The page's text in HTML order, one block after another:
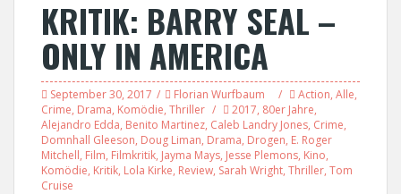
KRITIK: BARRY SEAL –
ONLY IN AMERICA
September 30, 2017 Florian Wurfbaum Action, Alle,
Crime, Drama, Komödie, Thriller 2017, 80er Jahre,
Alejandro Edda, Benito Martinez, Caleb Landry Jones, Crime,
Domnhall Gleeson, Doug Liman, Drama, Drogen, E. Roger
Mitchell, Film, Filmkritik, Jayma Mays, Jesse Plemons, Kino,
Komödie, Kritik, Lola Kirke, Review, Sarah Wright, Thriller, Tom
Cruise